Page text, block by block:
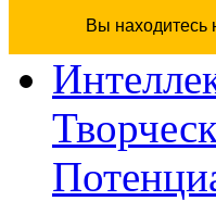
Вы находитесь